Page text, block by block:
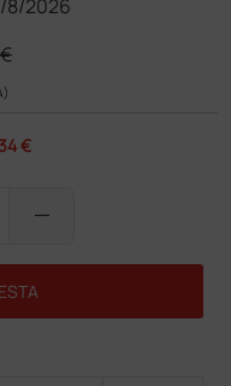
8/2026
€
remove